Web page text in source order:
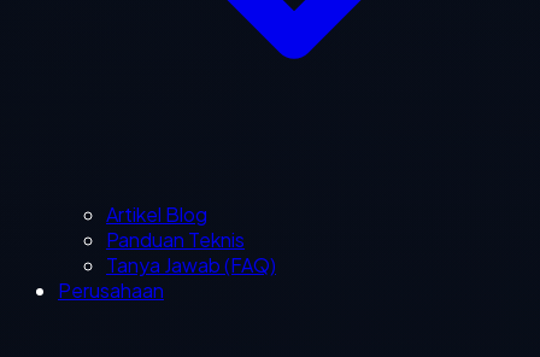
Artikel Blog
Panduan Teknis
Tanya Jawab (FAQ)
Perusahaan